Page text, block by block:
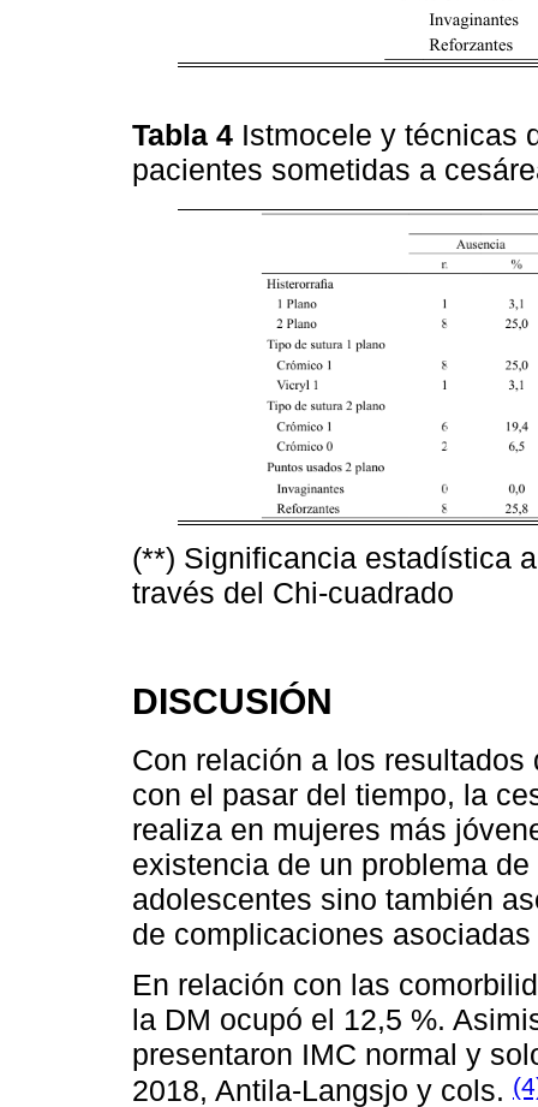
Tabla 4 Istmocele y técnicas
pacientes sometidas a
(**) Significancia estadística
través del Chi-cuadrado
DISCUSIÓN
Con relación a los
con el pasar del tiempo, la
realiza en mujeres más
existencia de un problema
adolescentes sino también
de complicaciones
En relación con las
la DM ocupó el 12,5 %.
presentaron IMC normal y
2018, Antila-Langsjo y cols.